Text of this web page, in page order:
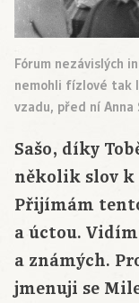
Fórum nezávislých
nemohli fízlové tak
vzadu, před ní Anna
Sašo, díky
několik slov k
Přijímám
a úctou.
a známých.
jmenuji se